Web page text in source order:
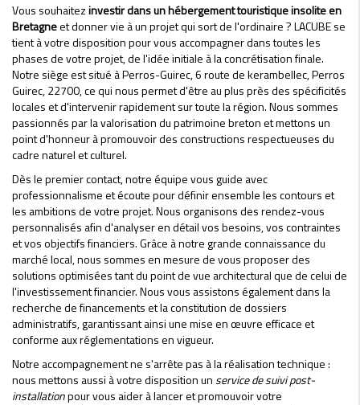
Vous souhaitezinvestir dans un hébergement touristique insolite en
Bretagneet donner vie à un projet qui sort de l'ordinaire ? LACUBE se
tient à votre disposition pour vous accompagner dans toutes les
phases de votre projet, de l'idée initiale à la concrétisation finale.
Notre siège est situé à Perros-Guirec, 6 route de kerambellec, Perros
Guirec, 22700, ce qui nous permet d'être au plus près des spécificités
locales et d'intervenir rapidement sur toute la région. Nous sommes
passionnés par la valorisation du patrimoine breton et mettons un
point d'honneur à promouvoir des constructions respectueuses du
cadre naturel et culturel.
Dès le premier contact, notre équipe vous guide avec
professionnalisme et écoute pour définir ensemble les contours et
les ambitions de votre projet. Nous organisons des rendez-vous
personnalisés afin d'analyser en détail vos besoins, vos contraintes
et vos objectifs financiers. Grâce à notre grande connaissance du
marché local, nous sommes en mesure de vous proposer des
solutions optimisées tant du point de vue architectural que de celui de
l'investissement financier. Nous vous assistons également dans la
recherche de financements et la constitution de dossiers
administratifs, garantissant ainsi une mise en œuvre efficace et
conforme aux réglementations en vigueur.
Notre accompagnement ne s'arrête pas à la réalisation technique :
nous mettons aussi à votre disposition un service de suivi post-
installationpour vous aider à lancer et promouvoir votre